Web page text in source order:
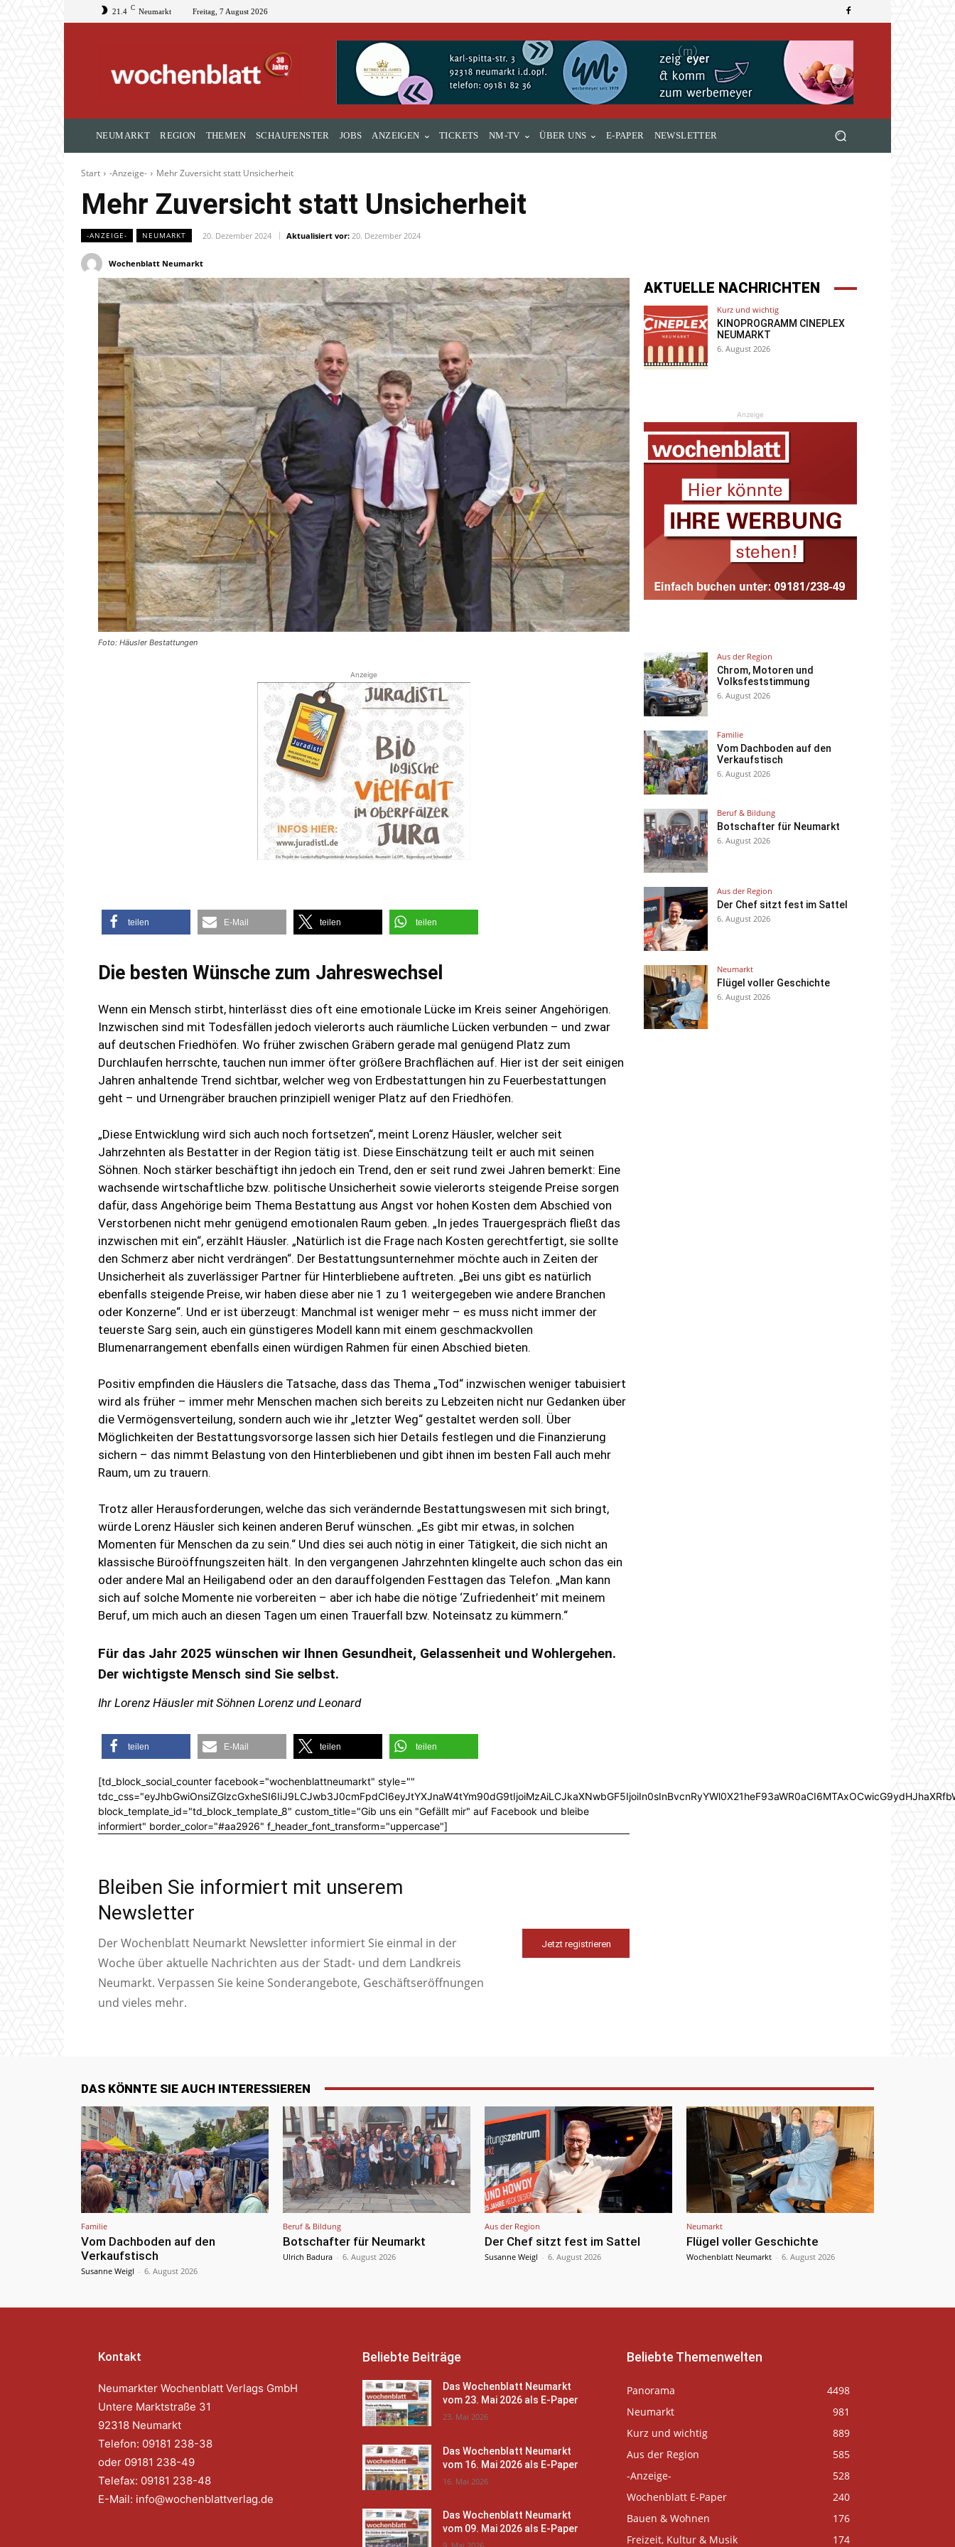
21.4 C Neumarkt Freitag, 7 August 2026
NEUMARKT REGION THEMEN SCHAUFENSTER JOBS ANZEIGEN TICKETS NM-TV ÜBER UNS E-PAPER NEWSLETTER
Start -Anzeige- Mehr Zuversicht statt Unsicherheit
Mehr Zuversicht statt Unsicherheit
-ANZEIGE- NEUMARKT 20. Dezember 2024 Aktualisiert vor: 20. Dezember 2024
Wochenblatt Neumarkt
Foto: Häusler Bestattungen
Anzeige
teilen E-Mail teilen teilen
Die besten Wünsche zum Jahreswechsel
Wenn ein Mensch stirbt, hinterlässt dies oft eine emotionale Lücke im Kreis seiner Angehörigen.
Inzwischen sind mit Todesfällen jedoch vielerorts auch räumliche Lücken verbunden – und zwar
auf deutschen Friedhöfen. Wo früher zwischen Gräbern gerade mal genügend Platz zum
Durchlaufen herrschte, tauchen nun immer öfter größere Brachflächen auf. Hier ist der seit einigen
Jahren anhaltende Trend sichtbar, welcher weg von Erdbestattungen hin zu Feuerbestattungen
geht – und Urnengräber brauchen prinzipiell weniger Platz auf den Friedhöfen.
„Diese Entwicklung wird sich auch noch fortsetzen“, meint Lorenz Häusler, welcher seit
Jahrzehnten als Bestatter in der Region tätig ist. Diese Einschätzung teilt er auch mit seinen
Söhnen. Noch stärker beschäftigt ihn jedoch ein Trend, den er seit rund zwei Jahren bemerkt: Eine
wachsende wirtschaftliche bzw. politische Unsicherheit sowie vielerorts steigende Preise sorgen
dafür, dass Angehörige beim Thema Bestattung aus Angst vor hohen Kosten dem Abschied von
Verstorbenen nicht mehr genügend emotionalen Raum geben. „In jedes Trauergespräch fließt das
inzwischen mit ein“, erzählt Häusler. „Natürlich ist die Frage nach Kosten gerechtfertigt, sie sollte
den Schmerz aber nicht verdrängen“. Der Bestattungsunternehmer möchte auch in Zeiten der
Unsicherheit als zuverlässiger Partner für Hinterbliebene auftreten. „Bei uns gibt es natürlich
ebenfalls steigende Preise, wir haben diese aber nie 1 zu 1 weitergegeben wie andere Branchen
oder Konzerne“. Und er ist überzeugt: Manchmal ist weniger mehr – es muss nicht immer der
teuerste Sarg sein, auch ein günstigeres Modell kann mit einem geschmackvollen
Blumenarrangement ebenfalls einen würdigen Rahmen für einen Abschied bieten.
Positiv empfinden die Häuslers die Tatsache, dass das Thema „Tod“ inzwischen weniger tabuisiert
wird als früher – immer mehr Menschen machen sich bereits zu Lebzeiten nicht nur Gedanken über
die Vermögensverteilung, sondern auch wie ihr „letzter Weg“ gestaltet werden soll. Über
Möglichkeiten der Bestattungsvorsorge lassen sich hier Details festlegen und die Finanzierung
sichern – das nimmt Belastung von den Hinterbliebenen und gibt ihnen im besten Fall auch mehr
Raum, um zu trauern.
Trotz aller Herausforderungen, welche das sich verändernde Bestattungswesen mit sich bringt,
würde Lorenz Häusler sich keinen anderen Beruf wünschen. „Es gibt mir etwas, in solchen
Momenten für Menschen da zu sein.“ Und dies sei auch nötig in einer Tätigkeit, die sich nicht an
klassische Büroöffnungszeiten hält. In den vergangenen Jahrzehnten klingelte auch schon das ein
oder andere Mal an Heiligabend oder an den darauffolgenden Festtagen das Telefon. „Man kann
sich auf solche Momente nie vorbereiten – aber ich habe die nötige ‘Zufriedenheit’ mit meinem
Beruf, um mich auch an diesen Tagen um einen Trauerfall bzw. Noteinsatz zu kümmern.“
Für das Jahr 2025 wünschen wir Ihnen Gesundheit, Gelassenheit und Wohlergehen.
Der wichtigste Mensch sind Sie selbst.
Ihr Lorenz Häusler mit Söhnen Lorenz und Leonard
teilen E-Mail teilen teilen
[td_block_social_counter facebook="wochenblattneumarkt" style=""
block_template_id="td_block_template_8" custom_title="Gib uns ein "Gefällt mir" auf Facebook und bleibe
informiert" border_color="#aa2926" f_header_font_transform="uppercase"]
Bleiben Sie informiert mit unserem
Newsletter
Der Wochenblatt Neumarkt Newsletter informiert Sie einmal in der
Woche über aktuelle Nachrichten aus der Stadt- und dem Landkreis
Neumarkt. Verpassen Sie keine Sonderangebote, Geschäftseröffnungen
und vieles mehr.
Jetzt registrieren
AKTUELLE NACHRICHTEN
Kurz und wichtig
KINOPROGRAMM CINEPLEX
NEUMARKT
6. August 2026
Anzeige
Aus der Region
Chrom, Motoren und
Volksfeststimmung
6. August 2026
Familie
Vom Dachboden auf den
Verkaufstisch
6. August 2026
Beruf & Bildung
Botschafter für Neumarkt
6. August 2026
Aus der Region
Der Chef sitzt fest im Sattel
6. August 2026
Neumarkt
Flügel voller Geschichte
6. August 2026
DAS KÖNNTE SIE AUCH INTERESSIEREN
Familie
Vom Dachboden auf den
Verkaufstisch
Susanne Weigl - 6. August 2026
Beruf & Bildung
Botschafter für Neumarkt
Ulrich Badura - 6. August 2026
Aus der Region
Der Chef sitzt fest im Sattel
Susanne Weigl - 6. August 2026
Neumarkt
Flügel voller Geschichte
Wochenblatt Neumarkt - 6. August 2026
Kontakt
Neumarkter Wochenblatt Verlags GmbH
Untere Marktstraße 31
92318 Neumarkt
Telefon: 09181 238-38
oder 09181 238-49
Telefax: 09181 238-48
E-Mail: info@wochenblattverlag.de
Beliebte Beiträge
Das Wochenblatt Neumarkt
vom 23. Mai 2026 als E-Paper
23. Mai 2026
Das Wochenblatt Neumarkt
vom 16. Mai 2026 als E-Paper
16. Mai 2026
Das Wochenblatt Neumarkt
vom 09. Mai 2026 als E-Paper
Beliebte Themenwelten
Panorama
4498
Neumarkt
981
Kurz und wichtig
889
Aus der Region
585
-Anzeige-
528
Wochenblatt E-Paper
240
Bauen & Wohnen
176
Freizeit, Kultur & Musik
174